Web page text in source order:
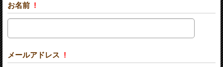
お名前 !
メールアドレス !